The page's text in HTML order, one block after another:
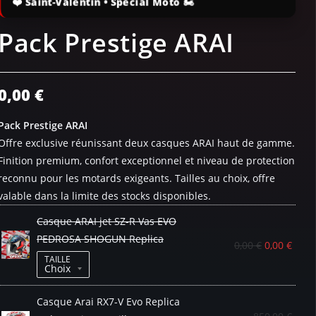
Prestige ARAI
€
Prestige ARAI
exclusive réunissant deux casques ARAI haut de gamme.
premium, confort exceptionnel et niveau de protection
pour les motards exigeants. Tailles au choix, offre
dans la limite des stocks disponibles.
Casque ARAI jet SZ-R Vas EVO
PEDROSA SHOGUN Replica
TAILLE
0,00€ 0,00 €
Casque Arai RX7-V Evo Replica